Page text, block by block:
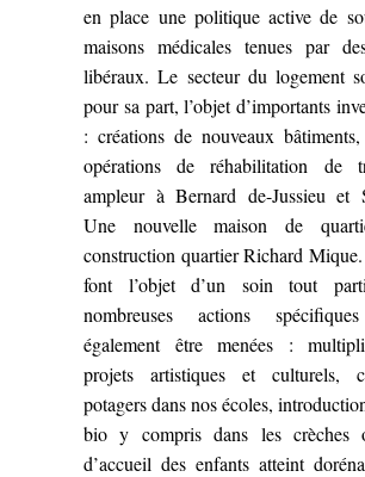
en place une politique active de
maisons médicales tenues par
libéraux. Le secteur du logement
pour sa part, l’objet d’importants
: créations de nouveaux
opérations de réhabilitation de
ampleur à Bernard de-Jussieu et
Une nouvelle maison de
construction quartier Richard
font l’objet d’un soin tout
nombreuses actions
également être menées :
projets artistiques et culturels,
potagers dans nos écoles,
bio y compris dans les crèches
d’accueil des enfants atteint